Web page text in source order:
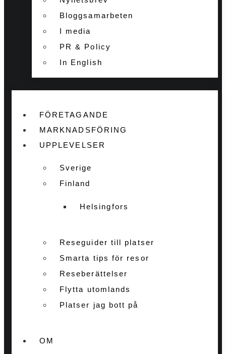
Bloggsamarbeten
I media
PR & Policy
In English
FÖRETAGANDE
MARKNADSFÖRING
UPPLEVELSER
Sverige
Finland
Helsingfors
Reseguider till platser
Smarta tips för resor
Reseberättelser
Flytta utomlands
Platser jag bott på
OM